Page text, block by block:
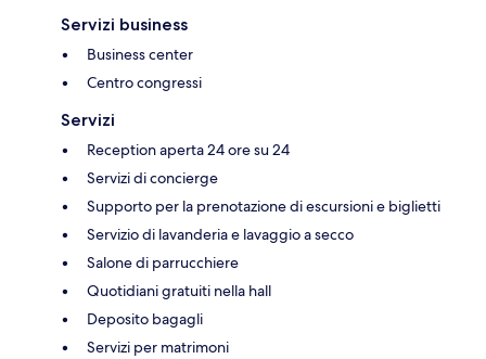
Servizi business
Business center
Centro congressi
Servizi
Reception aperta 24 ore su 24
Servizi di concierge
Supporto per la prenotazione di escursioni e biglietti
Servizio di lavanderia e lavaggio a secco
Salone di parrucchiere
Quotidiani gratuiti nella hall
Deposito bagagli
Servizi per matrimoni